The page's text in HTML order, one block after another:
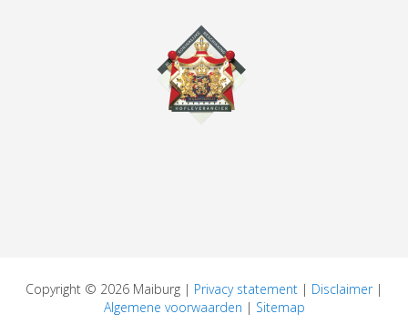
Copyright © 2026 Maiburg | Privacy statement | Disclaimer|
Algemene voorwaarden | Sitemap